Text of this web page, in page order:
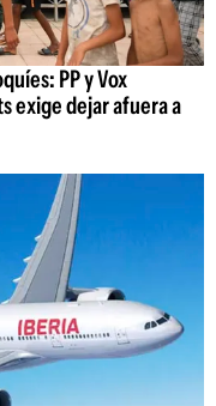
PP y Vox
exige dejar afuera a